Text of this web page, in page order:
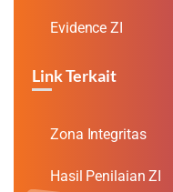
Evidence ZI
Link Terkait
Zona Integritas
Hasil Penilaian ZI